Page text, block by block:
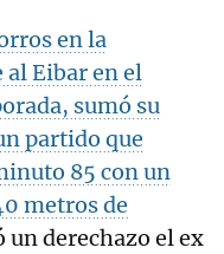
en la
Eibar en el
sumó su
partido que
85 con un
metros de
un derechazo el ex